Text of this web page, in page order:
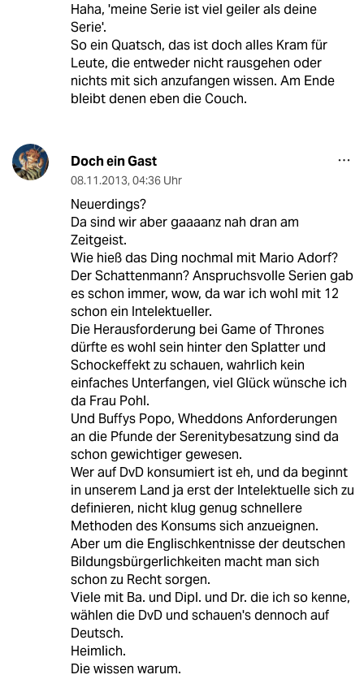
Haha, 'meine Serie ist viel geiler als deine
Serie'.
So ein Quatsch, das ist doch alles Kram für
Leute, die entweder nicht rausgehen oder
nichts mit sich anzufangen wissen. Am Ende
bleibt denen eben die Couch.
Doch ein Gast
08.11.2013, 04:36 Uhr
Neuerdings?
Da sind wir aber gaaaanz nah dran am
Zeitgeist.
Wie hieß das Ding nochmal mit Mario Adorf?
Der Schattenmann? Anspruchsvolle Serien gab
es schon immer, wow, da war ich wohl mit 12
schon ein Intelektueller.
Die Herausforderung bei Game of Thrones
dürfte es wohl sein hinter den Splatter und
Schockeffekt zu schauen, wahrlich kein
einfaches Unterfangen, viel Glück wünsche ich
da Frau Pohl.
Und Buffys Popo, Wheddons Anforderungen
an die Pfunde der Serenitybesatzung sind da
schon gewichtiger gewesen.
Wer auf DvD konsumiert ist eh, und da beginnt
in unserem Land ja erst der Intelektuelle sich zu
definieren, nicht klug genug schnellere
Methoden des Konsums sich anzueignen.
Aber um die Englischkentnisse der deutschen
Bildungsbürgerlichkeiten macht man sich
schon zu Recht sorgen.
Viele mit Ba. und Dipl. und Dr. die ich so kenne,
wählen die DvD und schauen's dennoch auf
Deutsch.
Heimlich.
Die wissen warum.